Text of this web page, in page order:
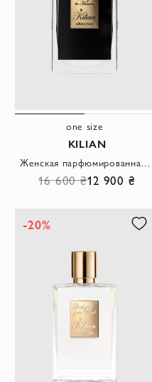
one size
KILIAN
16 600 ₴12 900 ₴
-20%